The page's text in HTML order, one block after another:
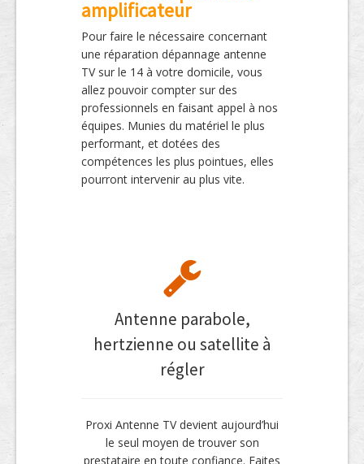
amplificateur
Pour faire le nécessaire concernant
une réparation dépannage antenne
TV sur le 14 à votre domicile, vous
allez pouvoir compter sur des
professionnels en faisant appel à nos
équipes. Munies du matériel le plus
performant, et dotées des
compétences les plus pointues, elles
pourront intervenir au plus vite.
Antenne parabole,
hertzienne ou satellite à
régler
Proxi Antenne TV devient aujourd’hui
le seul moyen de trouver son
prestataire en toute confiance. Faites